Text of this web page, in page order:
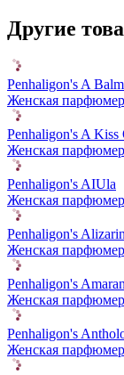
Другие
Penhaligon's A
Женская
Penhaligon's A Kiss
Женская
Penhaligon's AIUla
Женская
Penhaligon's Alizarin
Женская
Penhaligon's
Женская
Penhaligon's
Женская